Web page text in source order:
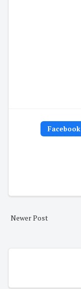
Facebook
Newer Post